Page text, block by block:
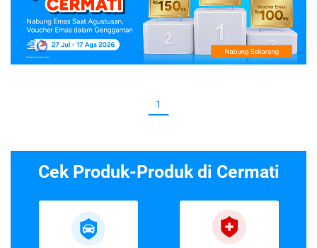
1
Cek Produk-Produk di Cermati